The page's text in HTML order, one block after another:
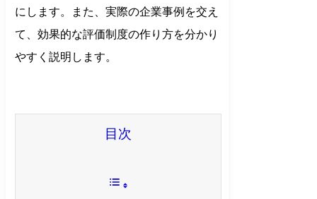
にします。また、実際の企業事例を交え
て、効果的な評価制度の作り方を分かり
やすく説明します。
目次